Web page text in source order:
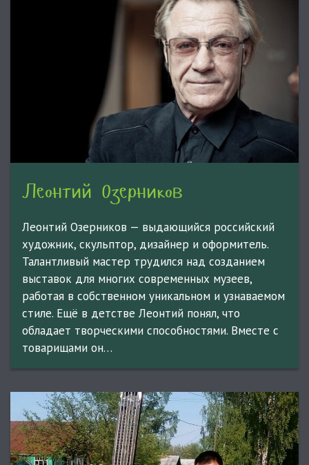
Леонтий Озерников
Леонтий Озерников — выдающийся российский
художник, скульптор, дизайнер и оформитель.
Талантливый мастер трудился над созданием
выставок для многих современных музеев,
работая в собственном уникальном и узнаваемом
стиле. Ещё в детстве Леонтий понял, что
обладает творческими способностями. Вместе с
товарищами он…